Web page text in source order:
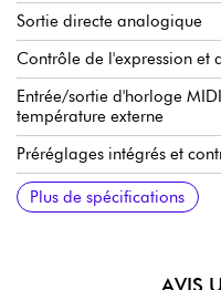
Sortie directe analogique
Contrôle de l'expression et
Entrée/sortie d'horloge
température externe
Préréglages intégrés et
Modes Buffered Trails ou
Fabriquée à la main en
Disponible en 3 coloris :
Alimentation : bloc
Plus de spécifications
AVIS